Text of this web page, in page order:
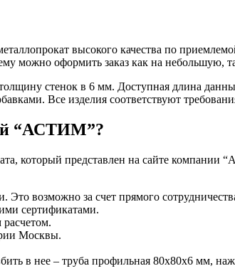
Хомуты стальные
БУ металл
БУ трубы
высокого качества по
можно оформить заказ как на небольшую,
стенок в 6 мм. Доступная длина
Все изделия соответствуют
“АСТИМ”?
который представлен на сайте
возможно за счет прямого
сертификатами.
Москвы.
в нее – труба профильная 80х80х6 мм,